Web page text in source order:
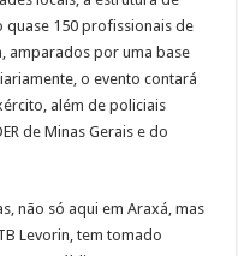
quase 150 profissionais de
amparados por uma base
o evento contará
além de policiais
de Minas Gerais e do
não só aqui em Araxá, mas
Levorin, tem tomado